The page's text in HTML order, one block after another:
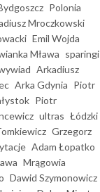
Polonia
Mroczkowski
Emil Wojda
Mława sparingi
Arkadiusz
Arka Gdynia Piotr
Piotr
ultras Łódzki
Grzegorz
Adam Łopatko
Mrągowia
Dawid Szymonowicz